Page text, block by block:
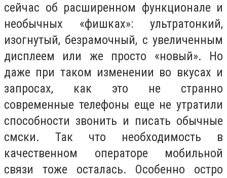
сейчас об расширенном функционале и
необычных «фишках»: ультратонкий,
изогнутый, безрамочный, с увеличенным
дисплеем или же просто «новый». Но
даже при таком изменении во вкусах и
запросах, как это не странно
современные телефоны еще не утратили
способности звонить и писать обычные
смски. Так что необходимость в
качественном операторе мобильной
связи тоже осталась. Особенно остро